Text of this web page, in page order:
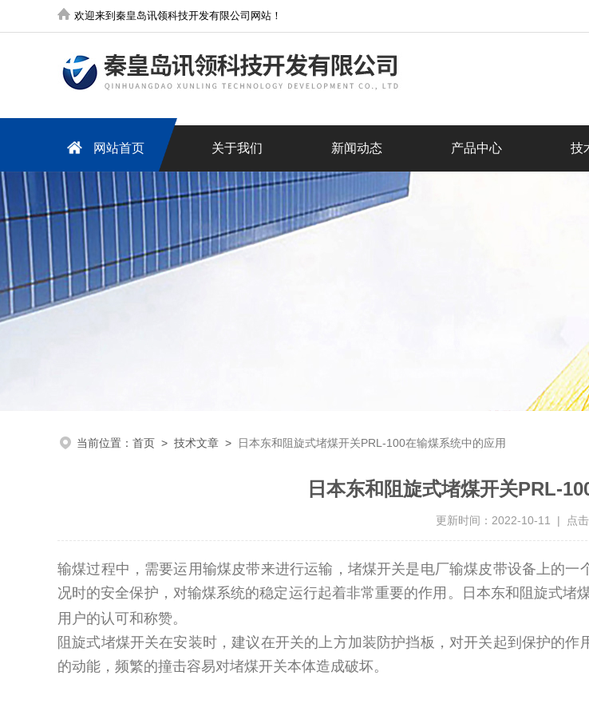
欢迎来到秦皇岛讯领科技开发有限公司网站！
网站首页 关于我们 新闻动态 产品中心 技
当前位置： 首页 > 技术文章 > 日本东和阻旋式堵煤开关PRL-100在输煤系统中的应用
日本东和阻旋式堵煤开关PRL-
更新时间：2022-10-11 | 点
输煤过程中，需要运用输煤皮带来进行运输，堵煤开关是电厂输煤皮带设备上的
况时的安全保护，对输煤系统的稳定运行起着非常重要的作用。日本东和阻旋式堵
用户的认可和称赞。
阻旋式堵煤开关在安装时，建议在开关的上方加装防护挡板，对开关起到保护的
的动能，频繁的撞击容易对堵煤开关本体造成破坏。